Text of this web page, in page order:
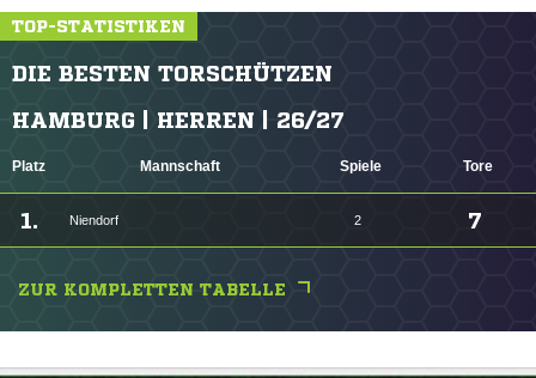
TOP-STATISTIKEN
DIE BESTEN TORSCHÜTZEN
HAMBURG | HERREN | 26/27
Platz Mannschaft Spiele Tore
1. Niendorf 2 7
ZUR KOMPLETTEN TABELLE